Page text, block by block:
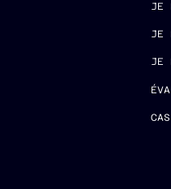
JE
JE
JE